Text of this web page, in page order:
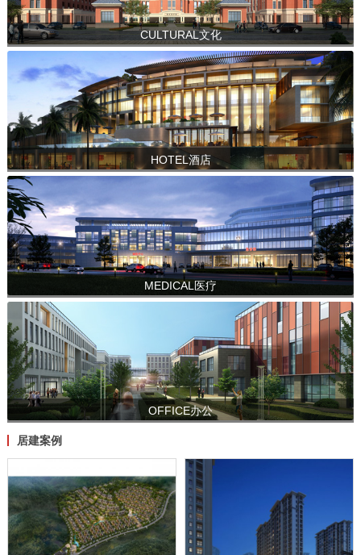
CULTURAL文化
HOTEL酒店
MEDICAL医疗
OFFICE办公
居建案例